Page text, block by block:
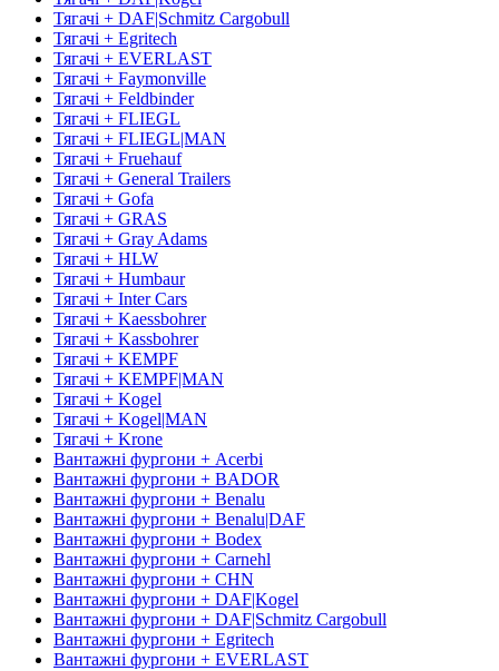
Тягачі + DAF|Schmitz Cargobull
Тягачі + Egritech
Тягачі + EVERLAST
Тягачі + Faymonville
Тягачі + Feldbinder
Тягачі + FLIEGL
Тягачі + FLIEGL|MAN
Тягачі + Fruehauf
Тягачі + General Trailers
Тягачі + Gofa
Тягачі + GRAS
Тягачі + Gray Adams
Тягачі + HLW
Тягачі + Humbaur
Тягачі + Inter Cars
Тягачі + Kaessbohrer
Тягачі + Kassbohrer
Тягачі + KEMPF
Тягачі + KEMPF|MAN
Тягачі + Kogel
Тягачі + Kogel|MAN
Тягачі + Krone
Вантажні фургони + Acerbi
Вантажні фургони + BADOR
Вантажні фургони + Benalu
Вантажні фургони + Benalu|DAF
Вантажні фургони + Bodex
Вантажні фургони + Carnehl
Вантажні фургони + CHN
Вантажні фургони + DAF|Kogel
Вантажні фургони + DAF|Schmitz Cargobull
Вантажні фургони + Egritech
Вантажні фургони + EVERLAST